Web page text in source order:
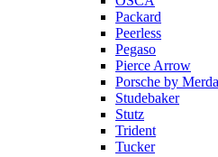
Packard
Peerless
Pegaso
Pierce Arrow
Porsche by
Studebaker
Stutz
Trident
Tucker